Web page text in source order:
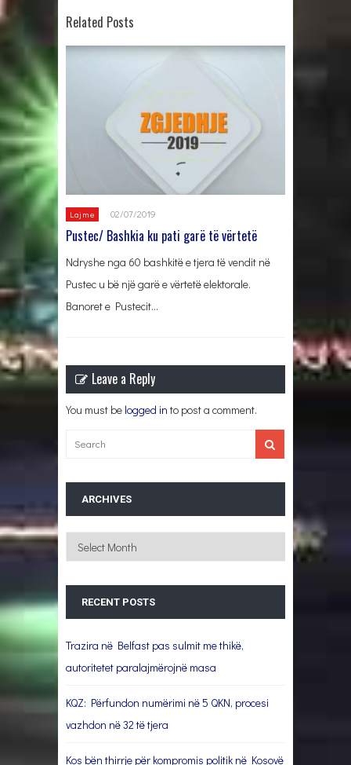
Related Posts
Lajme 02/07/2019
Pustec/ Bashkia ku pati garë të vërtetë
Ndryshe nga 60 bashkitë e tjera të vendit në
Pustec u bë një garë e vërtetë elektorale.
Banoret e Pustecit…
Leave a Reply
You must be logged in to post a comment.
ARCHIVES
Archives
RECENT POSTS
Trazira në Belfast pas sulmit me thikë,
autoritetet paralajmërojnë masa
KQZ: Përfundon numërimi në 5 QKN, procesi
vazhdon në 32 të tjera
Kos bën thirrje për kompromis politik në Kosovë